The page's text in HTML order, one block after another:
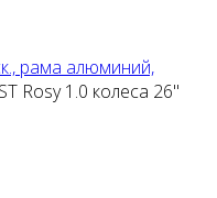
рама алюминий,
Rosy 1.0 колеса 26"